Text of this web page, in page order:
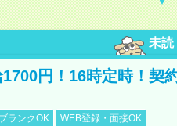
未読
円！16時定時！契
ブランクOK WEB登録・面接OK